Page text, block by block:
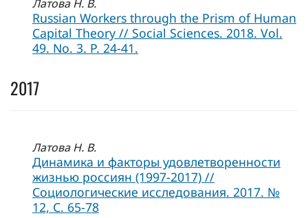
Латова Н. В.
Russian Workers through the Prism of Human
Capital Theory // Social Sciences. 2018. Vol.
49. No. 3. P. 24-41.
2017
Латова Н. В.
Динамика и факторы удовлетворенности
жизнью россиян (1997-2017) //
Социологические исследования. 2017. №
12, C. 65-78